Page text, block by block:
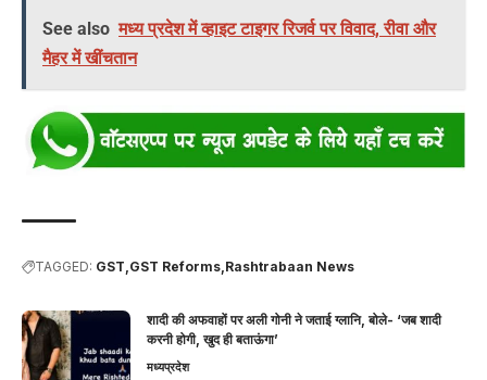
See also मध्य प्रदेश में व्हाइट टाइगर रिजर्व पर विवाद, रीवा और
मैहर में खींचतान
TAGGED: GST GST Reforms Rashtrabaan News
शादी की अफवाहों पर अली गोनी ने जताई ग्लानि, बोले- ‘जब शादी
करनी होगी, खुद ही बताऊंगा’
मध्यप्रदेश